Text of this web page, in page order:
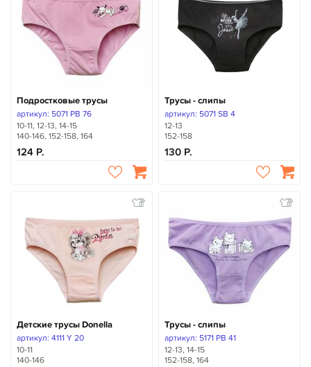
Подростковые трусы
артикул: 5071 PB 76
10-11, 12-13, 14-15
140-146, 152-158, 164
124
Трусы - слипы
артикул: 5071 SB 4
12-13
152-158
130
Детские трусы Donella
артикул: 4111 Y 20
10-11
140-146
Трусы - слипы
артикул: 5171 PB 41
12-13, 14-15
152-158, 164